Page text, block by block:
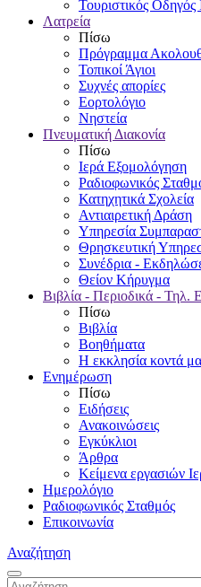
Τουριστικός
Λατρεία
Πίσω
Πρόγραμμα
Τοπικοί Άγιοι
Συχνές απορίες
Εορτολόγιο
Νηστεία
Πνευματική Διακονία
Πίσω
Ιερά Εξομολόγηση
Ραδιοφωνικός
Κατηχητικά Σχολεία
Αντιαιρετική Δράση
Υπηρεσία
Θρησκευτική
Συνέδρια -
Θείον Κήρυγμα
Βιβλία - Περιοδικά - Τηλ.
Πίσω
Βιβλία
Βοηθήματα
Η εκκλησία κοντά
Ενημέρωση
Πίσω
Ειδήσεις
Ανακοινώσεις
Εγκύκλιοι
Άρθρα
Κείμενα εργασιών
Ημερολόγιο
Ραδιοφωνικός Σταθμός
Επικοινωνία
Αναζήτηση